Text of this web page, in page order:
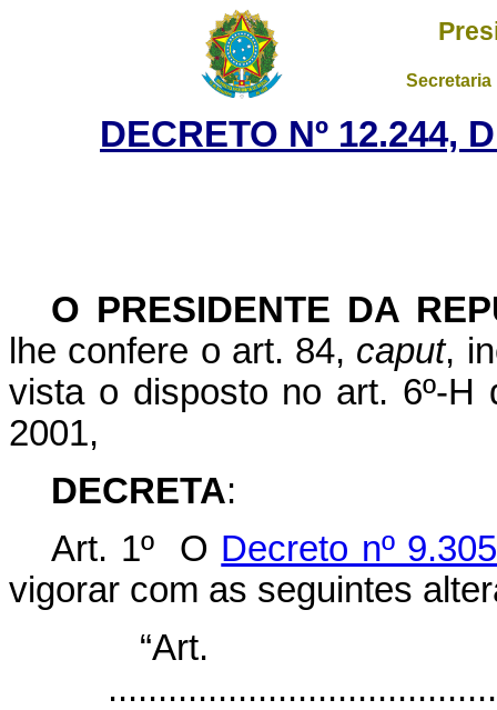
DECRETO Nº 12.244,
O PRESIDENTE DA
lhe confere o art. 84, caput,
vista o disposto no art. 6º-H
2001,
DECRETA:
Art. 1º O Decreto nº
vigorar com as seguintes